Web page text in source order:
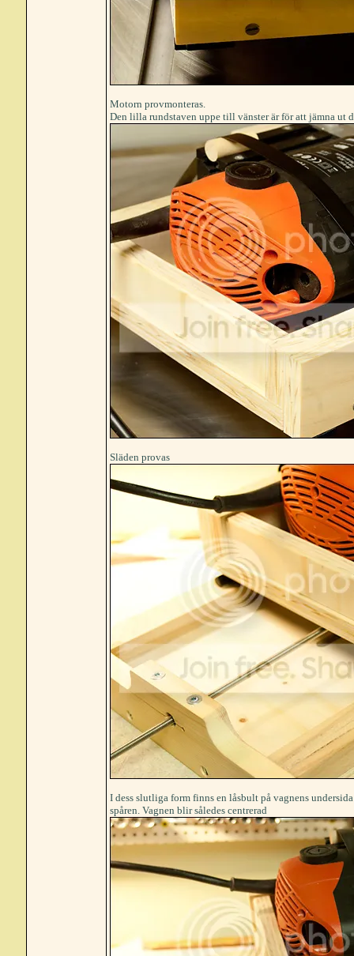
Motorn provmonteras.
Den lilla rundstaven uppe till vänster är för att jämna ut
Släden provas
I dess slutliga form finns en låsbult på vagnens
spåren. Vagnen blir således centrerad